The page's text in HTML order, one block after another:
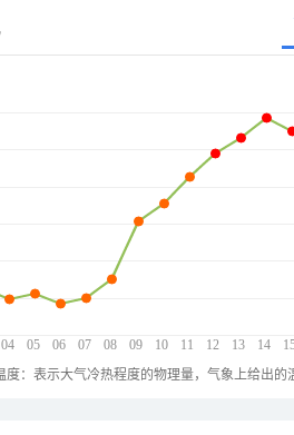
04 05 06 07 08 09 10 11 12 13 14
度：表示大气冷热程度的物理量，气象上给出